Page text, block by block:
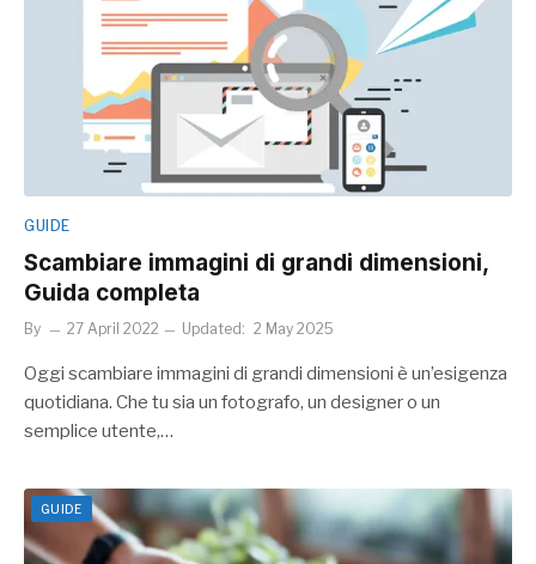
GUIDE
Scambiare immagini di grandi dimensioni,
Guida completa
By 27 April 2022 Updated: 2 May 2025
Oggi scambiare immagini di grandi dimensioni è un’esigenza
quotidiana. Che tu sia un fotografo, un designer o un
semplice utente,…
GUIDE